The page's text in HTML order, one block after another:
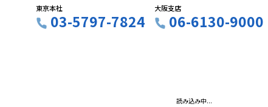
東京本社
03-5797-7824
大阪支店
06-6130-9000
読み込み中...